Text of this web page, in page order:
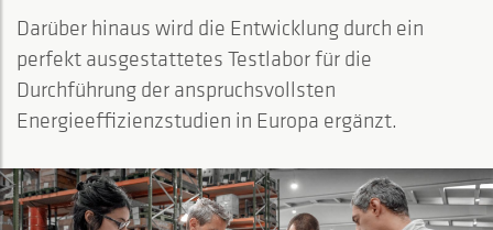
Darüber hinaus wird die Entwicklung durch ein
perfekt ausgestattetes Testlabor für die
Durchführung der anspruchsvollsten
Energieeffizienzstudien in Europa ergänzt.